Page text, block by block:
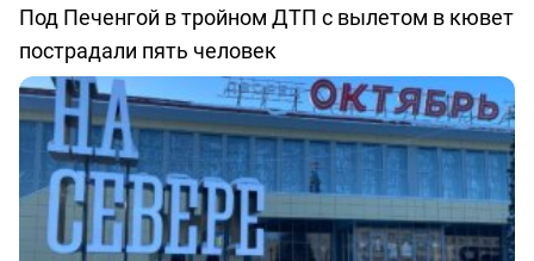
Под Печенгой в тройном ДТП с вылетом в кювет
пострадали пять человек